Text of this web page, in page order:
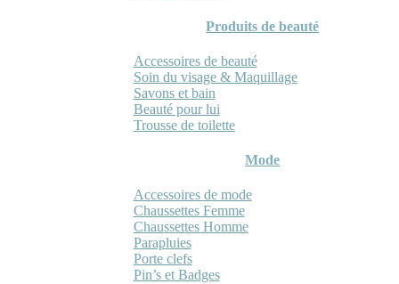
Produits de beauté
Accessoires de beauté
Soin du visage & Maquillage
Savons et bain
Beauté pour lui
Trousse de toilette
Mode
Accessoires de mode
Chaussettes Femme
Chaussettes Homme
Parapluies
Porte clefs
Pin’s et Badges